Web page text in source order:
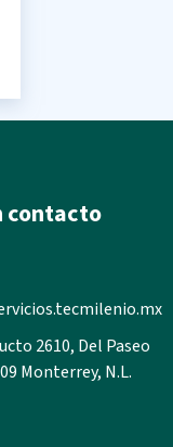
contacto
2610, Del Paseo
Monterrey, N.L.